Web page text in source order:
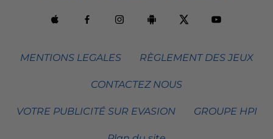
MENTIONS LEGALES RÈGLEMENT DES JEUX
CONTACTEZ NOUS
VOTRE PUBLICITÉ SUR EVASION GROUPE HPI